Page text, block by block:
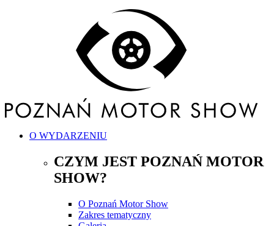
O WYDARZENIU
CZYM JEST POZNAŃ MOTOR
SHOW?
O Poznań Motor Show
Zakres tematyczny